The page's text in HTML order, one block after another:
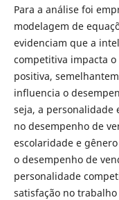
Para a análise foi
modelagem de
evidenciam que a
competitiva impacta
positiva,
influencia o
seja, a personalidade
no desempenho de
escolaridade e
o desempenho de
personalidade
satisfação no